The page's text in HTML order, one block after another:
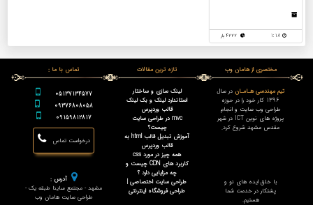
1:18 4222 بار
مختصری از هامان وب
تیم مهندسی هـامـان در سال
1396 کار خود را در حوزه
طراحی وب سایت و انجام
پروژه های نوین ICT در شهر
مقدس مشهد شروع کرد.
با خلق ایده های نو و
پشتکار در خدمت شما
هستیم.
تازه ترین مقالات
لینک سازی و ساختار
استاندارد لینک و بک لینک
قالب وردپرس
mvc در طراحی سایت
چیست؟
آموزش تبدیل قالب html به
قالب وردپرس
همه چیز در مورد css
کاربرد های CDN چیست و
چه مزایایی دارد ؟
طراحی سایت اختصاصی |
طراحی فروشگاه اینترنتی
تماس با ما :
05137134577
09376808058
09159812817
درخواست تماس
آدرس :
مشهد - مجتمع ساینا طبقه یک -
طراحی سایت هامان وب